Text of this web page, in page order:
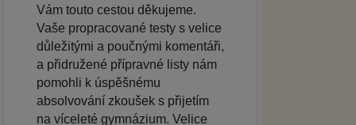
Vám touto cestou děkujeme.
Vaše propracované testy s velice
důležitými a poučnými komentáři,
a přidružené přípravné listy nám
pomohli k úspěšnému
absolvování zkoušek s přijetím
na víceleté gymnázium. Velice